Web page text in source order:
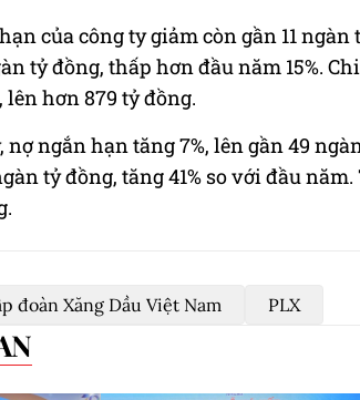
của công ty giảm còn gần 11 ngàn
tỷ đồng, thấp hơn đầu năm 15%.
lên hơn 879 tỷ đồng.
nợ ngắn hạn tăng 7%, lên gần 49
tỷ đồng, tăng 41% so với đầu
đoàn Xăng Dầu Việt Nam PLX